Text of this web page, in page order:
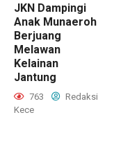
JKN Dampingi
Anak Munaeroh
Berjuang
Melawan
Kelainan
Jantung
763
Redaksi
Kece